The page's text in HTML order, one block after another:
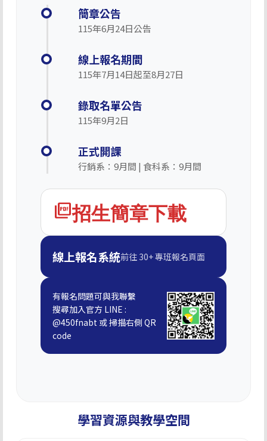
簡章公告
115年6月24日公告
線上報名期間
115年7月14日起至8月27日
錄取名單公告
115年9月2日
正式開課
行銷系：9月間 | 食科系：9月間
picture_as_pdf招生簡章下載
線上報名系統前往 30+ 專班報名頁面
有報名問題可與我聯繫
搜尋加入官方 LINE :
@450fnabt 或 掃描右側 QR
code
學習資源與教學空間